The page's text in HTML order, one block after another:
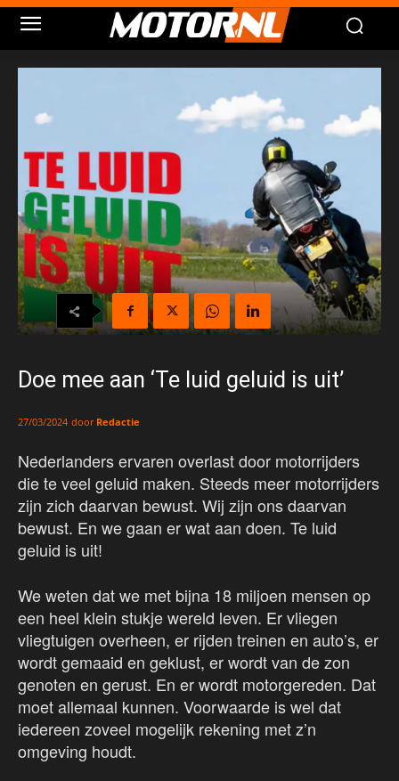
Doe mee aan ‘Te luid geluid is uit’
27/03/2024 door Redactie
Nederlanders ervaren overlast door motorrijders
die te veel geluid maken. Steeds meer motorrijders
zijn zich daarvan bewust. Wij zijn ons daarvan
bewust. En we gaan er wat aan doen. Te luid
geluid is uit!
We weten dat we met bijna 18 miljoen mensen op
een heel klein stukje wereld leven. Er vliegen
vliegtuigen overheen, er rijden treinen en auto’s, er
wordt gemaaid en geklust, er wordt van de zon
genoten en gerust. En er wordt motorgereden. Dat
moet allemaal kunnen. Voorwaarde is wel dat
iedereen zoveel mogelijk rekening met z’n
omgeving houdt.